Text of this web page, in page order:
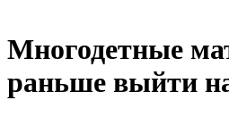
Многодетные
раньше выйти